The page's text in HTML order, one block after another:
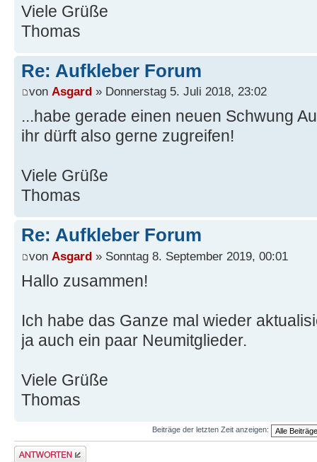
Viele Grüße
Thomas
Re: Aufkleber Forum
von Asgard » Donnerstag 5. Juli 2018, 23:02
...habe gerade einen neuen Schwung
ihr dürft also gerne zugreifen!
Viele Grüße
Thomas
Re: Aufkleber Forum
von Asgard » Sonntag 8. September 2019, 00:01
Hallo zusammen!
Ich habe das Ganze mal wieder
ja auch ein paar Neumitglieder.
Viele Grüße
Thomas
Beiträge der letzten Zeit anzeigen:
Antwort erstellen